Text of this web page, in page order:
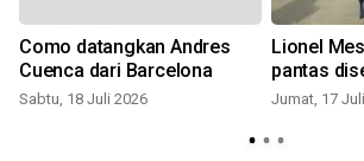
Como datangkan Andres
Cuenca dari Barcelona
Sabtu, 18 Juli 2026
Lionel
pantas
Jumat, 17